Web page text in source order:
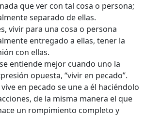
que ver con tal cosa o persona;
separado de ellas.
vivir para una cosa o persona
entregado a ellas, tener la
con ellas.
entiende mejor cuando uno la
opuesta, “vivir en pecado”.
en pecado se une a él haciéndolo
de la misma manera el que
un rompimiento completo y